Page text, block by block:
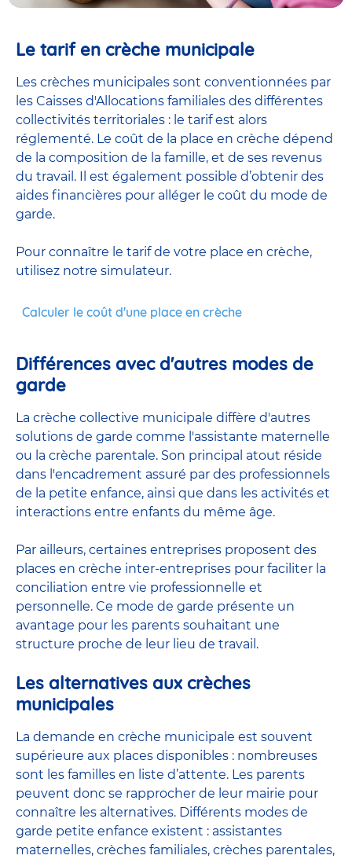
Le tarif en crèche municipale
Les crèches municipales sont conventionnées par
les Caisses d'Allocations familiales des différentes
collectivités territoriales : le tarif est alors
réglementé. Le coût de la place en crèche dépend
de la composition de la famille, et de ses revenus
du travail. Il est également possible d’obtenir des
aides financières pour alléger le coût du mode de
garde.
Pour connaître le tarif de votre place en crèche,
utilisez notre simulateur.
Calculer le coût d'une place en crèche
Différences avec d'autres modes de
garde
La crèche collective municipale diffère d'autres
solutions de garde comme l'assistante maternelle
ou la crèche parentale. Son principal atout réside
dans l'encadrement assuré par des professionnels
de la petite enfance, ainsi que dans les activités et
interactions entre enfants du même âge.
Par ailleurs, certaines entreprises proposent des
places en crèche inter-entreprises pour faciliter la
conciliation entre vie professionnelle et
personnelle. Ce mode de garde présente un
avantage pour les parents souhaitant une
structure proche de leur lieu de travail.
Les alternatives aux crèches
municipales
La demande en crèche municipale est souvent
supérieure aux places disponibles : nombreuses
sont les familles en liste d’attente. Les parents
peuvent donc se rapprocher de leur mairie pour
connaître les alternatives. Différents modes de
garde petite enfance existent : assistantes
maternelles, crèches familiales, crèches parentales,